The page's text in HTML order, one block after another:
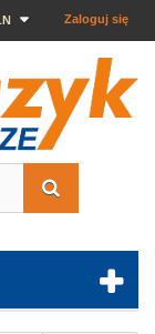
Zaloguj się